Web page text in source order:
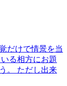
だけで情景を当
る相方にお題
。 ただし出来